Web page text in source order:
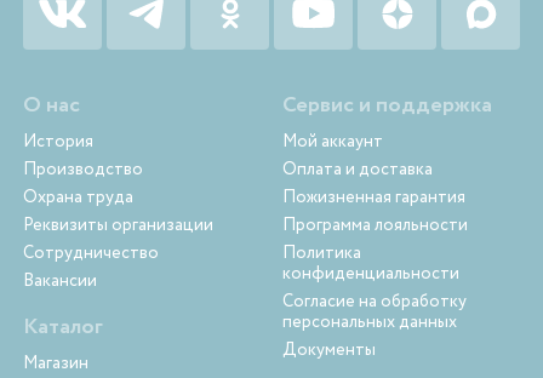
О нас
История
Производство
Охрана труда
Реквизиты организации
Сотрудничество
Вакансии
Каталог
Магазин
Сервис и поддержка
Мой аккаунт
Оплата и доставка
Пожизненная гарантия
Программа лояльности
Политика
конфиденциальности
Согласие на обработку
персональных данных
Документы